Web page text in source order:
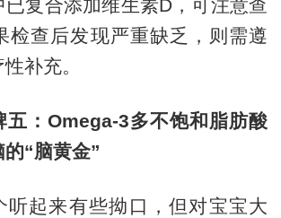
已复合添加维生素D，可注意查
检查后发现严重缺乏，则需遵
补充。
五：Omega-3多不饱和脂肪酸
“脑黄金”
听起来有些拗口，但对宝宝大